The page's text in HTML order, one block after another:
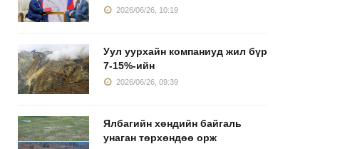
2026/06/26, 10:19
Уул уурхайн компаниуд жил бүр
7-15%-ийн
2026/06/26, 09:39
Ялбагийн хөндийн байгаль
унаган төрхөндөө орж